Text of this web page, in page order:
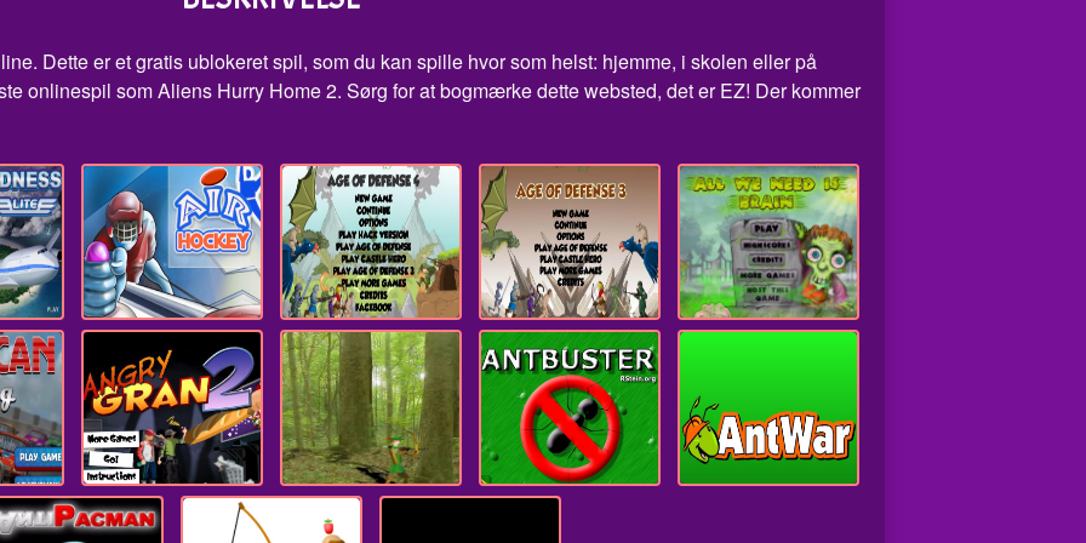
Dette er et gratis ublokeret spil, som du kan spille hvor som helst: hjemme, i skolen eller på
onlinespil som Aliens Hurry Home 2. Sørg for at bogmærke dette websted, det er EZ! Der kommer